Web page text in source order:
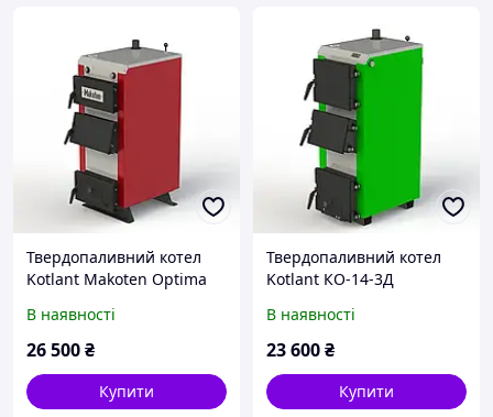
Твердопаливний котел
Kotlant Makoten Optima
В наявності
26 500₴
Купити
Твердопаливний котел
Kotlant КО-14-3Д
В наявності
23 600₴
Купити